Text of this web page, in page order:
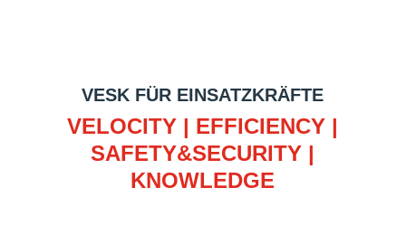
VESK FÜR EINSATZKRÄFTE
VELOCITY | EFFICIENCY |
SAFETY&SECURITY |
KNOWLEDGE